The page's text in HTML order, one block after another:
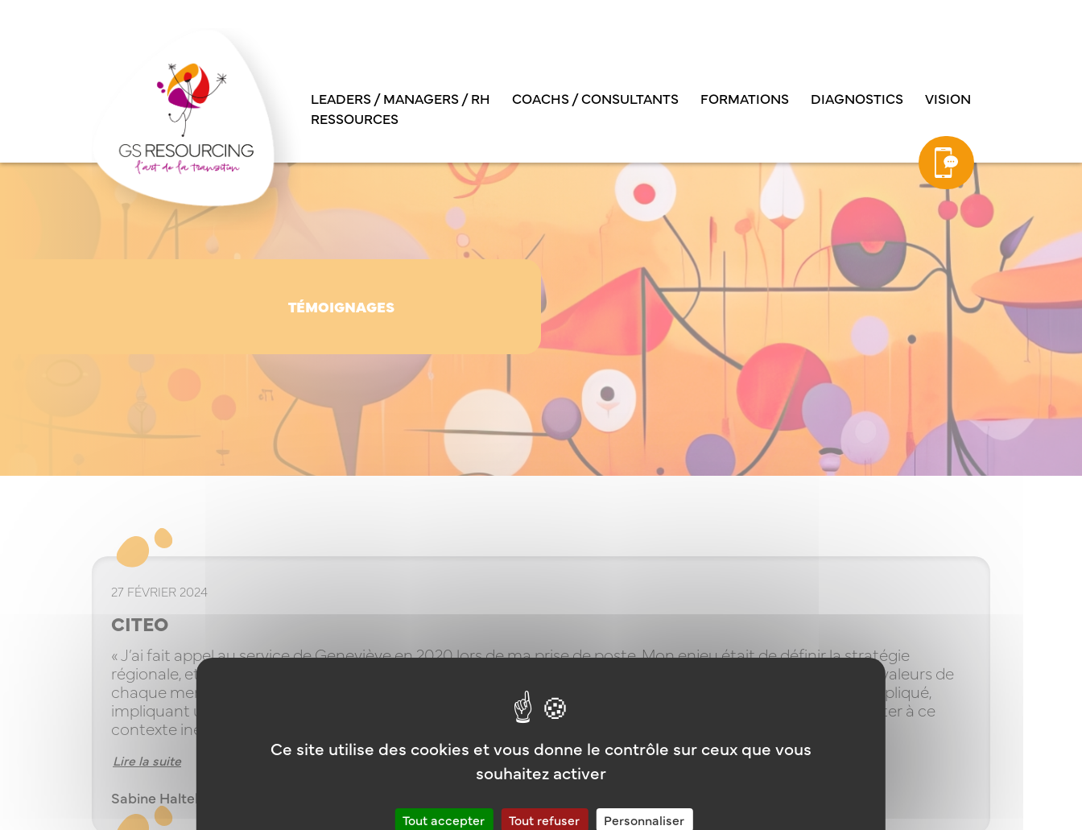
LEADERS / MANAGERS / RH COACHS / CONSULTANTS FORMATIONS DIAGNOSTICS
VISION
RESSOURCES
TÉMOIGNAGES
27 FÉVRIER 2024
CITEO
« J’ai fait appel au service de Geneviève en 2020 lors de ma prise de poste. Mon enjeu était de définir la stratégie
régionale, et de l’animer autour d’un projet d’équipe qui correspondait aux valeurs de CITEO, mais aussi aux valeurs de
chaque membre de cette même équipe. Geneviève a su nous accompagner dans un contexte COVID compliqué,
impliquant une animation à distance, sur des sujets ou le lien est au cœur de l’exercice. Sa capacité à s’adapter à ce
contexte inédit, tout en [...] »
Lire la suite
Sabine Haltebourg - Directrice Régionale Ile de France et Hauts de France – CITEO
Ce site utilise des cookies et vous donne le contrôle sur ceux que vous
souhaitez activer
Tout accepter Tout refuser Personnaliser